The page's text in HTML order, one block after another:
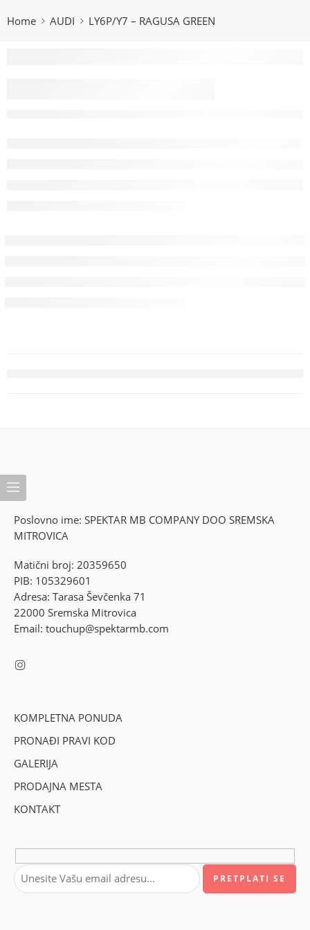
Home AUDI LY6P/Y7 – RAGUSA GREEN
Poslovno ime: SPEKTAR MB COMPANY DOO SREMSKA
MITROVICA
Matični broj: 20359650
PIB: 105329601
Adresa: Tarasa Ševčenka 71
22000 Sremska Mitrovica
Email: touchup@spektarmb.com
KOMPLETNA PONUDA
PRONAĐI PRAVI KOD
GALERIJA
PRODAJNA MESTA
KONTAKT